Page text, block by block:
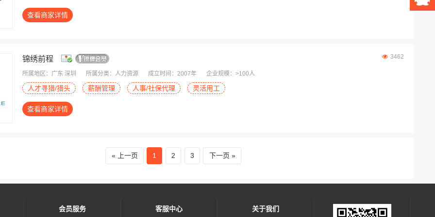
查看商家详情
锦绣前程
所属地区：广东 深圳 所属分类：人力资源 成立时间：2007年 企业规模：>100人
人才寻猎/猎头 薪酬管理 人事/社保代理 灵活用工
查看商家详情
3462
上一页 1 2 3 下一页
会员服务 客服中心 关于我们